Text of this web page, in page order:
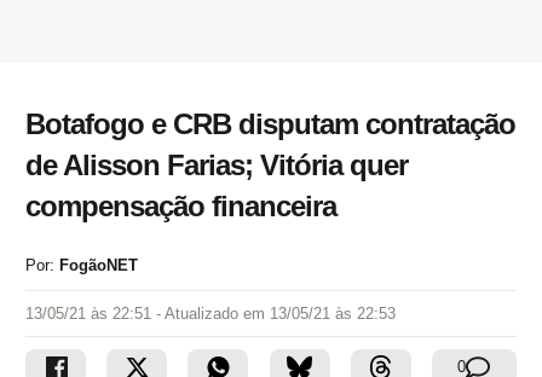
Botafogo e CRB disputam contratação
de Alisson Farias; Vitória quer
compensação financeira
Por: FogãoNET
13/05/21 às 22:51 - Atualizado em 13/05/21 às 22:53
0